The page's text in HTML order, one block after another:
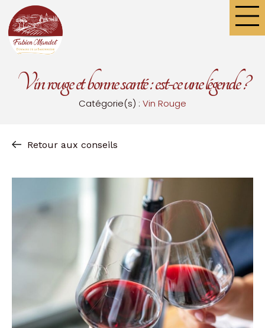
Vin rouge et bonne santé : est-ce une légende ?
Catégorie(s) : Vin Rouge
Retour aux conseils
Panneau de gestion des cookies